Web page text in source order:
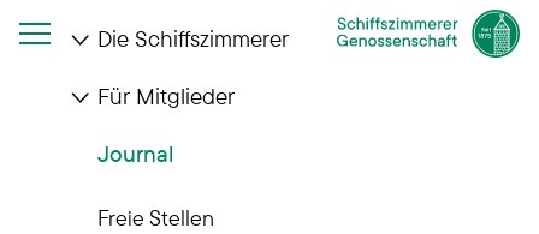
Die Schiffszimmerer
Für Mitglieder
Journal
Freie Stellen
Startseite
Journal Schon entdeckt?